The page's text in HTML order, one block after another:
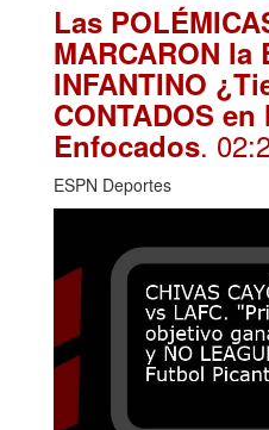
Las
MARCARON la
INFANTINO
CONTADOS en
Enfocados.
ESPN Deportes